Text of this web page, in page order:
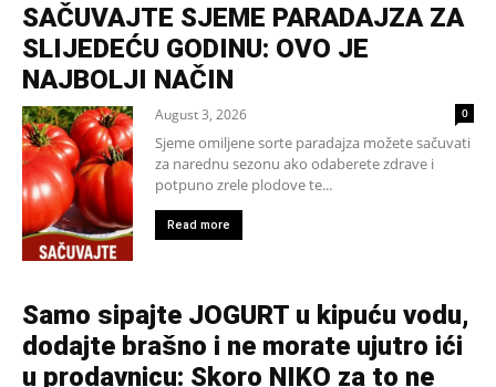
SAČUVAJTE SJEME PARADAJZA ZA
SLIJEDEĆU GODINU: OVO JE
NAJBOLJI NAČIN
August 3, 2026 0
Sjeme omiljene sorte paradajza možete sačuvati
za narednu sezonu ako odaberete zdrave i
potpuno zrele plodove te...
Read more
Samo sipajte JOGURT u kipuću vodu,
dodajte brašno i ne morate ujutro ići
u prodavnicu: Skoro NIKO za to ne